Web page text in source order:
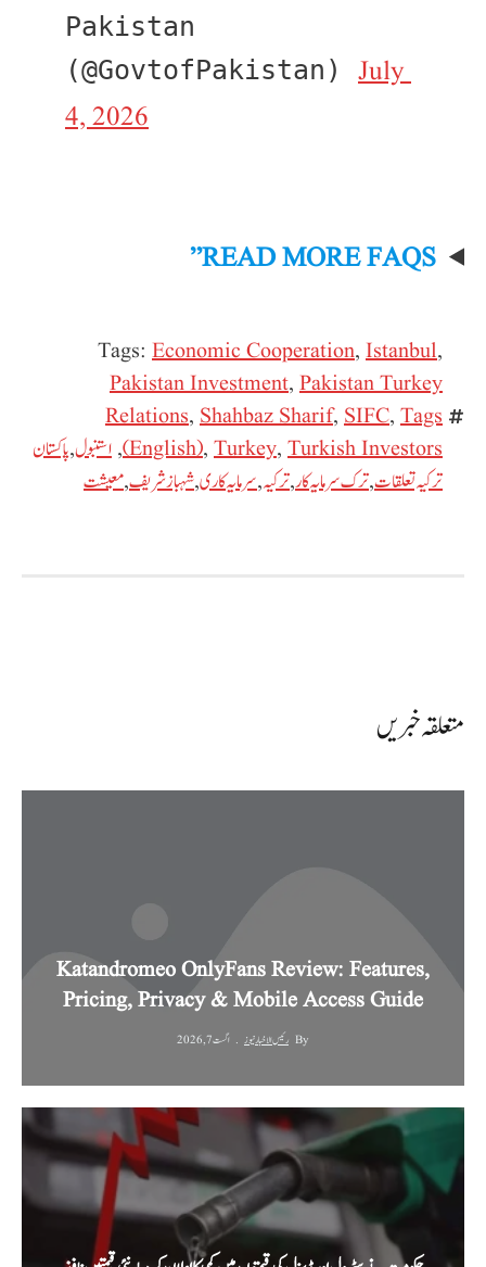
Pakistan
(@GovtofPakistan) July
4, 2026
READ MORE FAQS”
Tags: Economic Cooperation, Istanbul,
Pakistan Investment, Pakistan Turkey
Relations, Shahbaz Sharif, SIFC, Tags
(English), Turkey, Turkish Investors
, استنبول,پاکستان
ترکیہ تعلقات,ترک سرمایہ کار,ترکیہ,سرمایہ کاری,شہباز شریف,معیشت
متعلقہ خبریں
Katandromeo OnlyFans Review: Features,
Pricing, Privacy & Mobile Access Guide
By رئیس الاخبار نیوز اگست 7, 2026